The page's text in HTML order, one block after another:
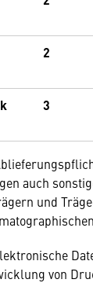
2
3
auch
und
von